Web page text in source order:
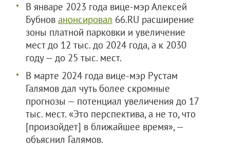
В январе 2023 года вице-мэр Алексей
Бубнов анонсировал 66.RU расширение
зоны платной парковки и увеличение
мест до 12 тыс. до 2024 года, а к 2030
году — до 25 тыс. мест.
В марте 2024 года вице-мэр Рустам
Галямов дал чуть более скромные
прогнозы — потенциал увеличения до 17
тыс. мест. «Это перспектива, а не то, что
[произойдет] в ближайшее время», —
объяснил Галямов.